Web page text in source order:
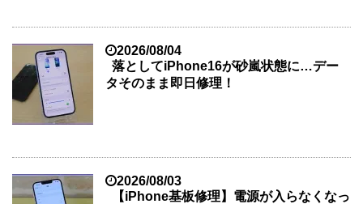
2026/08/04
落としてiPhone16が砂嵐状態に…デー
タそのまま即日修理！
2026/08/03
【iPhone基板修理】電源が入らなくなっ